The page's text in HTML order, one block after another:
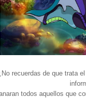
recuerdas de que trata
todos aquellos que